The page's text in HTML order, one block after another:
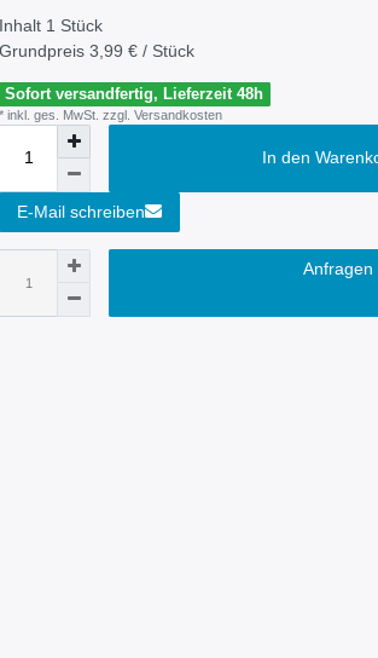
Inhalt 1 Stück
Grundpreis 3,99 € / Stück
Sofort versandfertig, Lieferzeit 48h
* inkl. ges. MwSt. zzgl. Versandkosten
In den
E-Mail schreiben
Anfragen